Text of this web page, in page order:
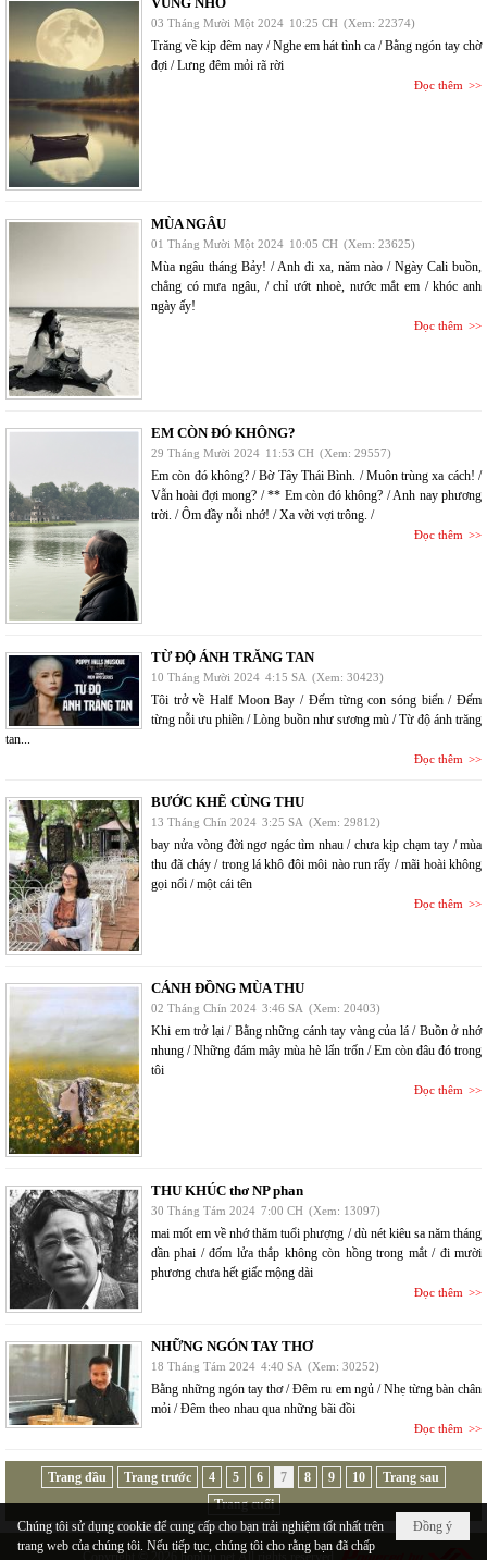
03 Tháng Mười Một 2024 10:25 CH (Xem: 22374)
Trăng về kịp đêm nay / Nghe em hát tình ca / Bằng ngón tay chờ
đợi / Lưng đêm mỏi rã rời
Đọc thêm
MÙA NGÂU
01 Tháng Mười Một 2024 10:05 CH (Xem: 23625)
Mùa ngâu tháng Bảy! / Anh đi xa, năm nào / Ngày Cali buồn,
chẳng có mưa ngâu, / chỉ ướt nhoè, nước mắt em / khóc anh
ngày ấy!
Đọc thêm
EM CÒN ĐÓ KHÔNG?
29 Tháng Mười 2024 11:53 CH (Xem: 29557)
Em còn đó không? / Bờ Tây Thái Bình. / Muôn trùng xa cách! /
Vẫn hoài đợi mong? / ** Em còn đó không? / Anh nay phương
trời. / Ôm đầy nỗi nhớ! / Xa vời vợi trông. /
Đọc thêm
TỪ ĐỘ ÁNH TRĂNG TAN
10 Tháng Mười 2024 4:15 SA (Xem: 30423)
Tôi trở về Half Moon Bay / Đếm từng con sóng biển / Đếm
từng nỗi ưu phiền / Lòng buồn như sương mù / Từ độ ánh trăng
tan...
Đọc thêm
BƯỚC KHẼ CÙNG THU
13 Tháng Chín 2024 3:25 SA (Xem: 29812)
bay nửa vòng đời ngơ ngác tìm nhau / chưa kịp chạm tay / mùa
thu đã cháy / trong lá khô đôi môi nào run rẩy / mãi hoài không
gọi nổi / một cái tên
Đọc thêm
CÁNH ĐỒNG MÙA THU
02 Tháng Chín 2024 3:46 SA (Xem: 20403)
Khi em trở lại / Bằng những cánh tay vàng của lá / Buồn ở nhớ
nhung / Những đám mây mùa hè lẩn trốn / Em còn đâu đó trong
tôi
Đọc thêm
THU KHÚC thơ NP phan
30 Tháng Tám 2024 7:00 CH (Xem: 13097)
mai mốt em về nhớ thăm tuổi phượng / dù nét kiêu sa năm tháng
dần phai / đốm lửa thắp không còn hồng trong mắt / đi mười
phương chưa hết giấc mộng dài
Đọc thêm
NHỮNG NGÓN TAY THƠ
18 Tháng Tám 2024 4:40 SA (Xem: 30252)
Bằng những ngón tay thơ / Đêm ru em ngủ / Nhẹ từng bàn chân
mỏi / Đêm theo nhau qua những bãi đồi
Đọc thêm
Trang đầu Trang trước 4 5 6 7 8 9 10
Trang sau
Trang cuối
Copyright © 2026 hopluu.net All rights reserved
Đồng ý
Chúng tôi sử dụng cookie để cung cấp cho bạn trải nghiệm tốt nhất trên
trang web của chúng tôi. Nếu tiếp tục, chúng tôi cho rằng bạn đã chấp